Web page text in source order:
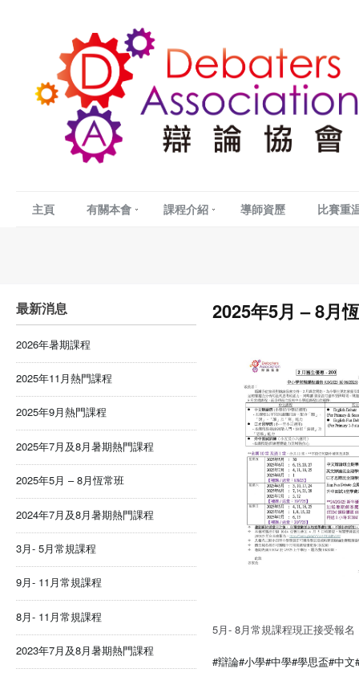
主頁 有關本會 課程介紹 導師資歷 比賽重
2025年5月 – 8月
5月- 8月常規課程現正接受報名
#辯論#小學#中學#學思盃#中文
最新消息
2026年暑期課程
2025年11月熱門課程
2025年9月熱門課程
2025年7月及8月暑期熱門課程
2025年5月 – 8月恆常班
2024年7月及8月暑期熱門課程
3月- 5月常規課程
9月- 11月常規課程
8月- 11月常規課程
2023年7月及8月暑期熱門課程